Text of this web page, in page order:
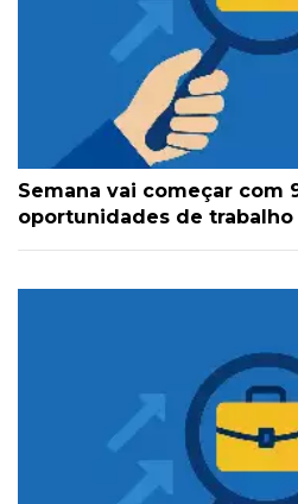
Semana vai começar com
oportunidades de trabalho